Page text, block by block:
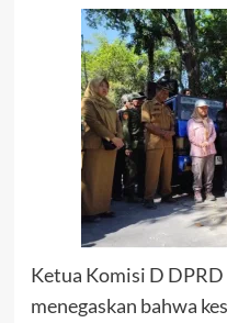
Ketua Komisi D
menegaskan bahwa